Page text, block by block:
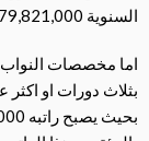
السنوية 79,821,000 ليرة.